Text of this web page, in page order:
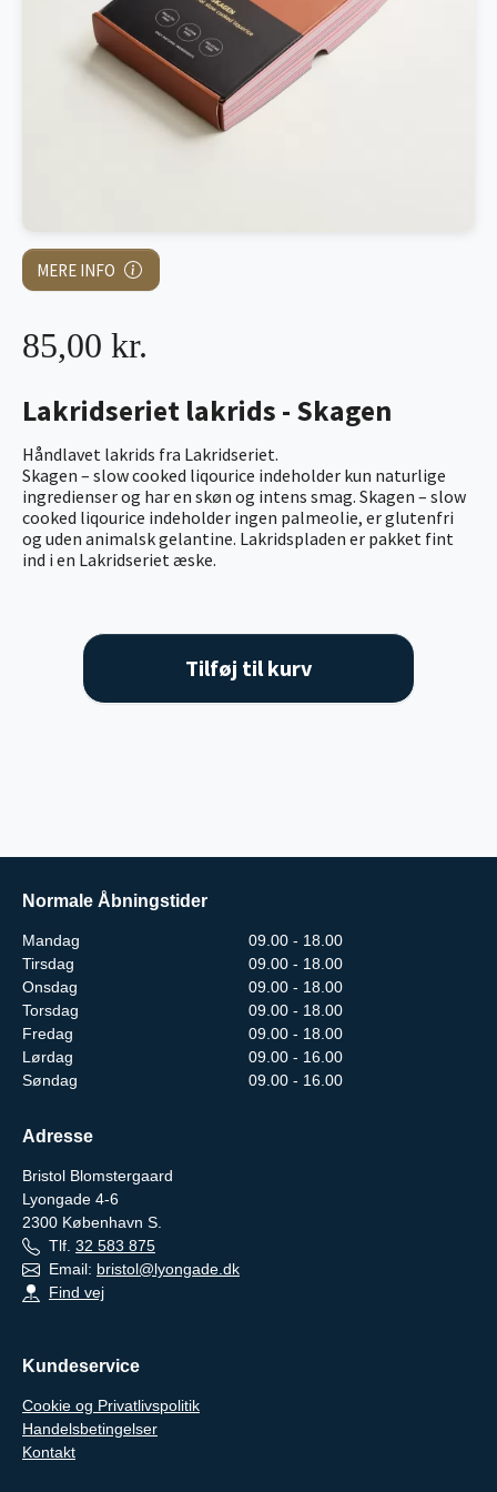
MERE INFO
Lakridseriet lakrids - Skagen
Håndlavet lakrids fra Lakridseriet.
Skagen – slow cooked liqourice indeholder kun naturlige
ingredienser og har en skøn og intens smag. Skagen – slow
cooked liqourice indeholder ingen palmeolie, er glutenfri
og uden animalsk gelantine. Lakridspladen er pakket fint
ind i en Lakridseriet æske.
85,00 kr.
Tilføj til kurv
Normale Åbningstider
Mandag
09.00 - 18.00
Tirsdag
09.00 - 18.00
Onsdag
09.00 - 18.00
Torsdag
09.00 - 18.00
Fredag
09.00 - 18.00
Lørdag
09.00 - 16.00
Søndag
09.00 - 16.00
Adresse
Bristol Blomstergaard
Lyongade 4-6
2300 København S.
Tlf. 32 583 875
Email: bristol@lyongade.dk
Find vej
Kundeservice
Cookie og Privatlivspolitik
Handelsbetingelser
Kontakt